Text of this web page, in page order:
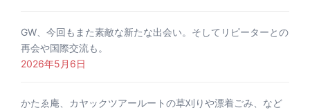
GW、今回もまた素敵な新たな出会い。そしてリピーターとの
再会や国際交流も。
2026年5月6日
かたゑ庵、カヤックツアールートの草刈りや漂着ごみ、など